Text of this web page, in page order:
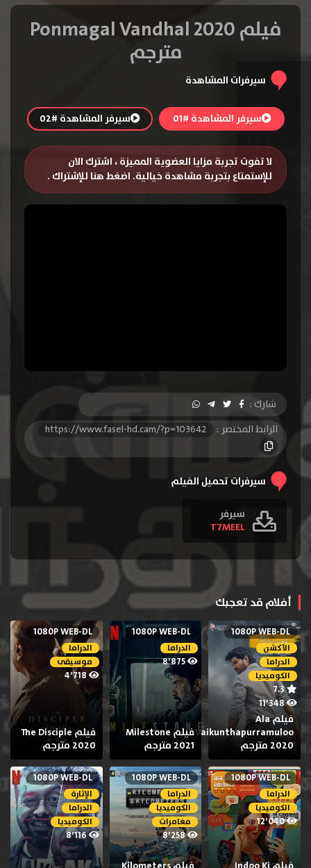
فيلم Ponmagal Vandhal 2020
مترجم
سيرفرات المشاهدة
سيرفر المشاهدة #01 سيرفر المشاهدة #02
لا تفوت تجربة مزايا العضوية المميزة ، اشترك الان
للإستمتاع بتجربة مشاهدة خيالية. اضغط هنا للإشتراك .
شارك :
الرابط المختصر :
https://www.fasel-hd.cam/?p=103642
سيرفرات تحميل الفيلم
سيرفر
T7MEEL
أفلام قد تعجبك
1080P WEB-DL
الأكشن
الدراما
الكوميديا
7.3
11٬348
فيلم Ala
Vaikunthapurramuloo
2020 مترجم
1080P WEB-DL
الدراما
8٬875
فيلم Milestone
2021 مترجم
1080P WEB-DL
الدراما
موسيقى
4٬718
فيلم The Disciple
2020 مترجم
1080P WEB-DL
الدراما
الكوميديا
12٬040
1080P WEB-DL
الدراما
الكوميديا
مغامرات
8٬258
1080P WEB-DL
الإثارة
الدراما
الكوميديا
8٬116